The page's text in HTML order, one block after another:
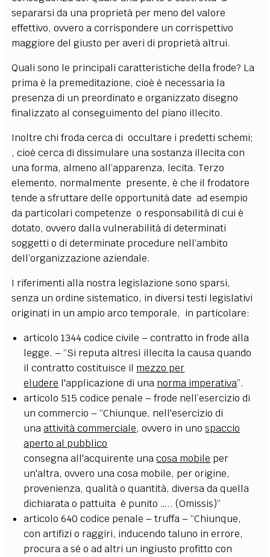
separarsi da una proprietà per meno del valore
effettivo, ovvero a corrispondere un corrispettivo
maggiore del giusto per averi di proprietà altrui.
Quali sono le principali caratteristiche della frode? La
prima è la premeditazione, cioè è necessaria la
presenza di un preordinato e organizzato disegno
finalizzato al conseguimento del piano illecito.
Inoltre chi froda cerca di occultare i predetti schemi;
, cioè cerca di dissimulare una sostanza illecita con
una forma, almeno all’apparenza, lecita. Terzo
elemento, normalmente presente, è che il frodatore
tende a sfruttare delle opportunità date ad esempio
da particolari competenze o responsabilità di cui è
dotato, ovvero dalla vulnerabilità di determinati
soggetti o di determinate procedure nell’ambito
dell’organizzazione aziendale.
I riferimenti alla nostra legislazione sono sparsi,
senza un ordine sistematico, in diversi testi legislativi
originati in un ampio arco temporale, in particolare:
articolo 1344 codice civile – contratto in frode alla
legge. – “Si reputa altresì illecita la causa quando
il contratto costituisce il mezzo per
eludere l'applicazione di una norma imperativa”.
articolo 515 codice penale – frode nell’esercizio di
un commercio – “Chiunque, nell'esercizio di
unaattività commerciale, ovvero in unospaccio
aperto al pubblico
consegna all'acquirente unacosa mobile per
un'altra, ovvero una cosa mobile, per origine,
provenienza, qualità o quantità, diversa da quella
dichiarata o pattuita è punito ….. (Omissis)”
articolo 640 codice penale – truffa – “Chiunque,
con artifizi o raggiri, inducendo taluno in errore,
procura a sé o ad altri un ingiusto profitto con